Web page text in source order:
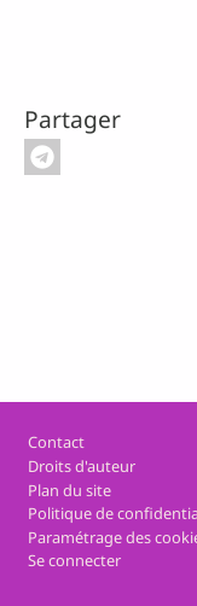
Partager
Pied de page
Contact
Droits d'auteur
Plan du site
Politique de
Paramétrage des
Se connecter